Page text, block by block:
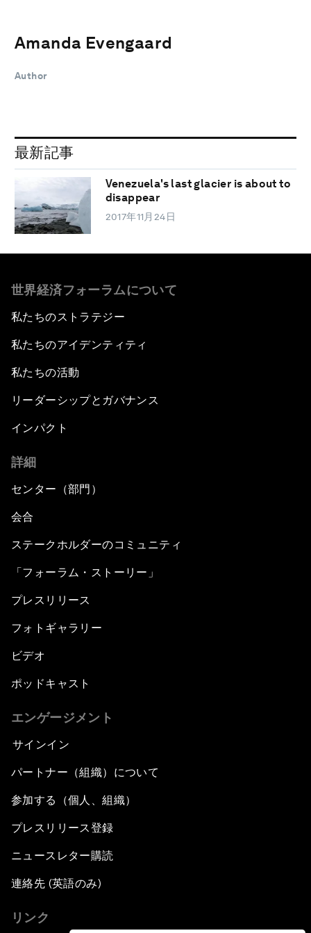
Amanda Evengaard
Author
最新記事
Venezuela's last glacier is about to
disappear
2017年11月24日
世界経済フォーラムについて
私たちのストラテジー
私たちのアイデンティティ
私たちの活動
リーダーシップとガバナンス
インパクト
詳細
センター（部門）
会合
ステークホルダーのコミュニティ
「フォーラム・ストーリー」
プレスリリース
フォトギャラリー
ビデオ
ポッドキャスト
エンゲージメント
サインイン
パートナー（組織）について
参加する（個人、組織）
プレスリリース登録
ニュースレター購読
連絡先 (英語のみ)
リンク